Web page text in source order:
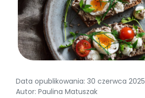
Data opublikowania: 30 czerwca 2025
Autor: Paulina Matuszak